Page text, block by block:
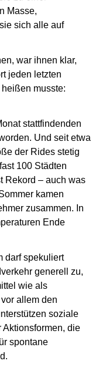
Masse,
sich alle auf
war ihnen klar,
jeden letzten
musste:
stattfindenden
Und seit etwa
der Rides stetig
100 Städten
Rekord – auch was
kamen
zusammen. In
Ende
darf spekuliert
generell zu,
wie als
allem den
soziale
Aktionsformen, die
spontane